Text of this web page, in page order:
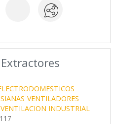
VENTILADORES
INDUSTRIAL